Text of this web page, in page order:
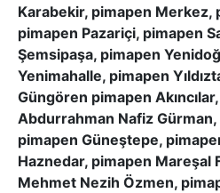
Karabekir, pimapen Merkez,
pimapen Pazariçi, pimapen
Şemsipaşa, pimapen
Yenimahalle, pimapen
Güngören pimapen
Abdurrahman Nafiz
pimapen Güneştepe,
Haznedar, pimapen Mareşal
Mehmet Nezih Özmen,